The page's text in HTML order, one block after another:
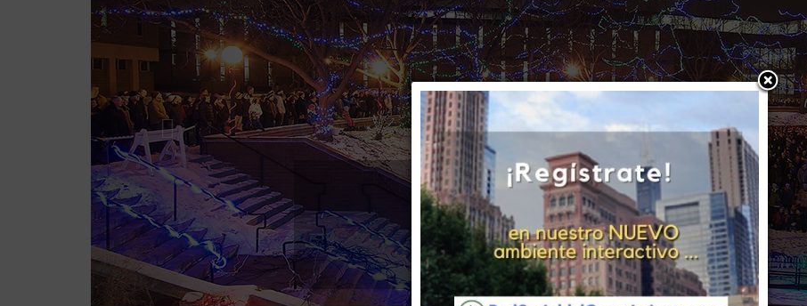
www . piramide digital . com
Gerencia:Clientes, Estrategia, Personal y Sistemas/Procesos...